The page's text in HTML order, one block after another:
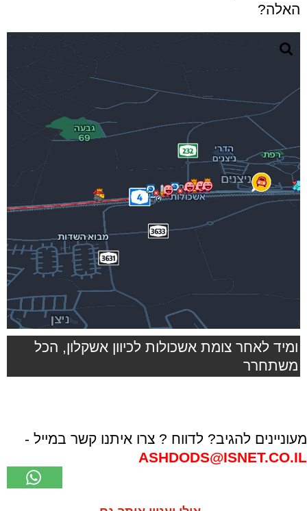
האלה?
ומיד לאחר צומת אשכולות לכיוון אשקלון, הכל
משתחרר
מעוניינים להגיב? לדווח ? צרו איתנו קשר במייל -
ASHDODS@ISNET.CO.IL